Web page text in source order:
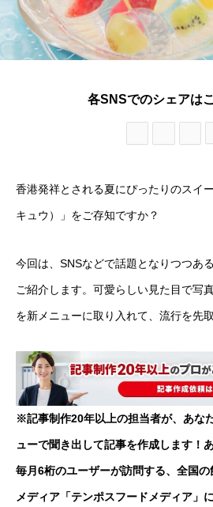
各SNSでのシェアは
香港発祥とされる夏にぴったりのスイ
キュウ）」をご存知ですか？
今回は、SNSなどで話題となりつつあ
ご紹介します。可愛らしい見た目で写
を新メニューに取り入れて、流行を先
※記事制作20年以上の担当者が、あな
ューで聞き出して記事を作成します！
毎月6桁のユーザーが訪問する、全国
メディア「テンポスフードメディア」